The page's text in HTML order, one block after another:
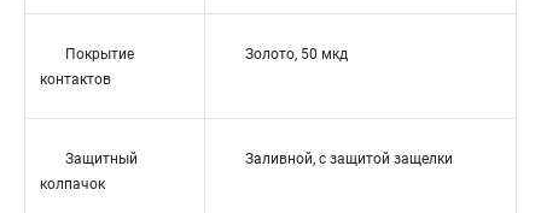
Покрытие
контактов
Золото, 50 мкд
Защитный
колпачок
Заливной, с защитой защелки